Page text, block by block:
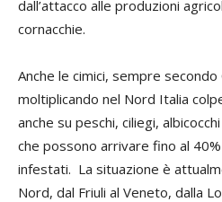
dall’attacco alle produzioni
cornacchie.
Anche le cimici, sempre
moltiplicando nel Nord Italia
anche su peschi, ciliegi,
che possono arrivare fino al
infestati. La situazione è
Nord, dal Friuli al Veneto, dalla